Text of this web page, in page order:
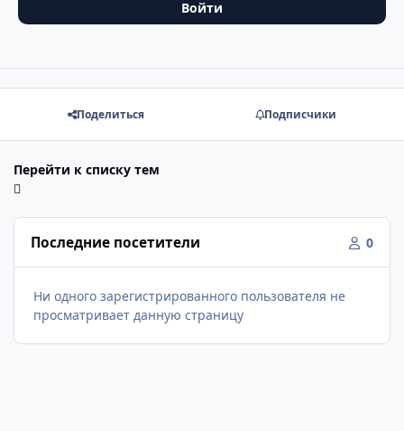
Войти
Поделиться Подписчики
Перейти к списку тем
Последние посетители 0
Ни одного зарегистрированного пользователя не
просматривает данную страницу